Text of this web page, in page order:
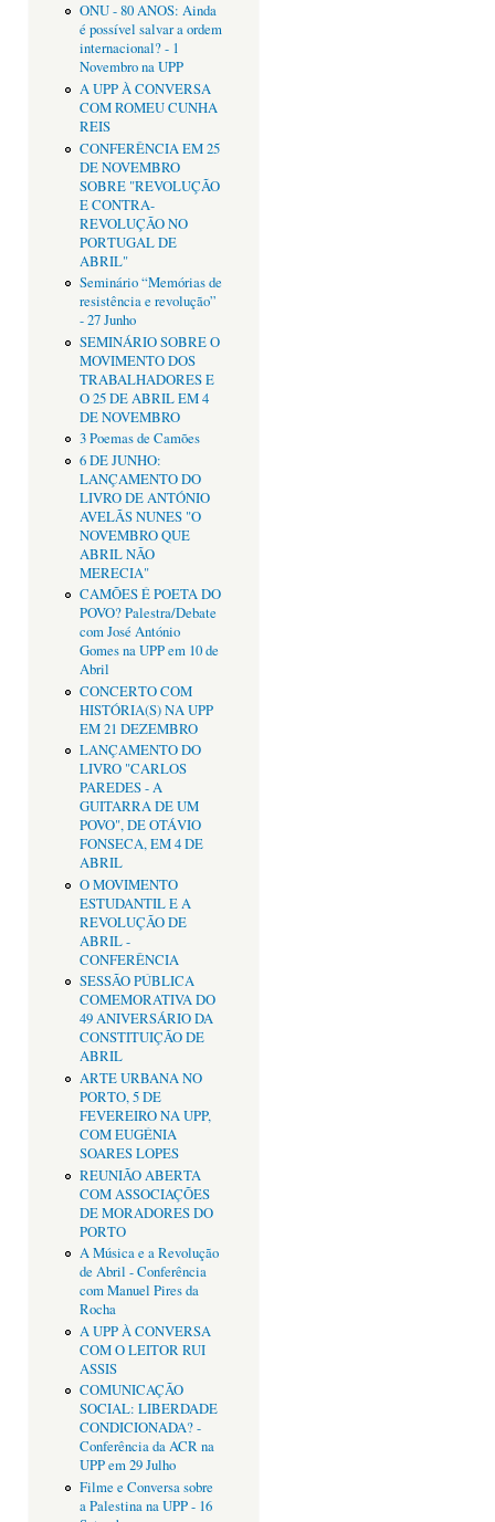
ONU - 80 ANOS: Ainda
é possível salvar a ordem
internacional? - 1
Novembro na UPP
A UPP À CONVERSA
COM ROMEU CUNHA
REIS
CONFERÊNCIA EM 25
DE NOVEMBRO
SOBRE "REVOLUÇÃO
E CONTRA-
REVOLUÇÃO NO
PORTUGAL DE
ABRIL"
Seminário “Memórias de
resistência e revolução”
- 27 Junho
SEMINÁRIO SOBRE O
MOVIMENTO DOS
TRABALHADORES E
O 25 DE ABRIL EM 4
DE NOVEMBRO
3 Poemas de Camões
6 DE JUNHO:
LANÇAMENTO DO
LIVRO DE ANTÓNIO
AVELÃS NUNES "O
NOVEMBRO QUE
ABRIL NÃO
MERECIA"
CAMÕES É POETA DO
POVO? Palestra/Debate
com José António
Gomes na UPP em 10 de
Abril
CONCERTO COM
HISTÓRIA(S) NA UPP
EM 21 DEZEMBRO
LANÇAMENTO DO
LIVRO "CARLOS
PAREDES - A
GUITARRA DE UM
POVO", DE OTÁVIO
FONSECA, EM 4 DE
ABRIL
O MOVIMENTO
ESTUDANTIL E A
REVOLUÇÃO DE
ABRIL -
CONFERÊNCIA
SESSÃO PÚBLICA
COMEMORATIVA DO
49 ANIVERSÁRIO DA
CONSTITUIÇÃO DE
ABRIL
ARTE URBANA NO
PORTO, 5 DE
FEVEREIRO NA UPP,
COM EUGÉNIA
SOARES LOPES
REUNIÃO ABERTA
COM ASSOCIAÇÕES
DE MORADORES DO
PORTO
A Música e a Revolução
de Abril - Conferência
com Manuel Pires da
Rocha
A UPP À CONVERSA
COM O LEITOR RUI
ASSIS
COMUNICAÇÃO
SOCIAL: LIBERDADE
CONDICIONADA? -
Conferência da ACR na
UPP em 29 Julho
Filme e Conversa sobre
a Palestina na UPP - 16